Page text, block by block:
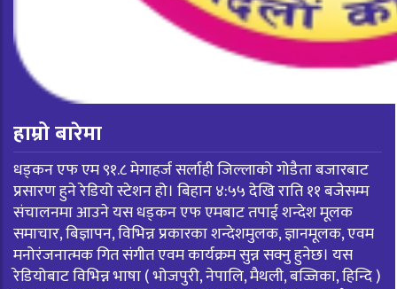
हाम्रो बारेमा
धड्कन एफ एम ९१.८ मेगाहर्ज सर्लाही जिल्लाको गोडैता बजारबाट
प्रसारण हुने रेडियो स्टेशन हो। बिहान ४:५५ देखि राति ११ बजेसम्म
संचालनमा आउने यस धड्कन एफ एमबाट तपाई शन्देश मूलक
समाचार, बिज्ञापन, विभिन्न प्रकारका शन्देशमुलक, ज्ञानमूलक, एवम
मनोरंजनात्मक गित संगीत एवम कार्यक्रम सुन्न सक्नु हुनेछ। यस
रेडियोबाट विभिन्न भाषा ( भोजपुरी, नेपालि, मैथली, बज्जिका, हिन्दि )